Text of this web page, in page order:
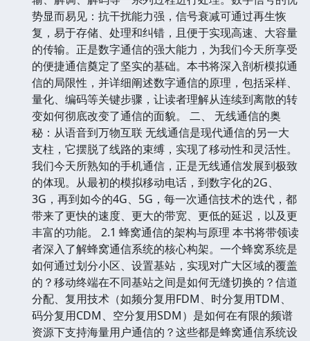
势显而易见：抗干扰能力强，信号衰减可通过再生恢
复，易于存储、处理和纠错，且便于实现高速、大容量
的传输。正是数字通信的强大能力，为我们今天所享受
的便捷通信奠定了坚实的基础。本书将深入剖析模拟通
信的局限性，并详细阐述数字通信的原理，包括采样、
量化、编码等关键步骤，让读者理解从连续到离散的转
变如何彻底改变了通信的面貌。 二、 无线通信的奥
秘：从语音到万物互联 无线通信是现代通信的另一大
支柱，它摆脱了线路的束缚，实现了移动性和灵活性。
我们今天所熟知的手机通信，正是无线通信发展到极致
的体现。从最初的模拟移动电话，到数字化的2G、
3G，再到如今的4G、5G，每一次通信技术的迭代，都
带来了更快的速度、更大的带宽、更低的延迟，以及更
丰富的功能。 2.1 蜂窝通信的架构与原理 本书将带领读
者深入了解蜂窝通信系统的核心构架。一个蜂窝系统是
如何通过划分小区、设置基站，实现对广大区域的覆盖
的？移动终端在不同基站之间是如何无缝切换的？信道
分配、复用技术（如频分复用FDM、时分复用TDM、
码分复用CDM、空分复用SDM）是如何在有限的频谱
资源下支持海量用户通信的？这些都是蜂窝通信系统设